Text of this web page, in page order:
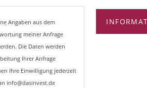
Angaben aus dem
meiner Anfrage
Die Daten werden
Ihrer Anfrage
Ihre Einwilligung jederzeit
info@dasinvest.de